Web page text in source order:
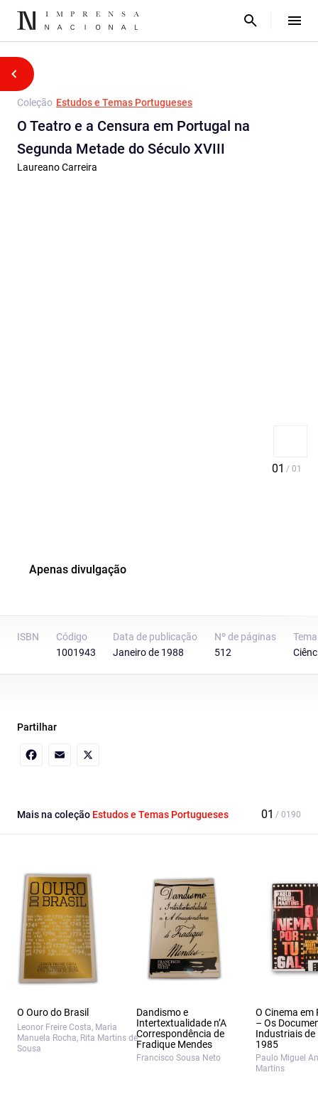
Coleção Estudos e Temas Portugueses
O Teatro e a Censura em Portugal na
Segunda Metade do Século XVIII
Laureano Carreira
Apenas divulgação
ISBN
Código
1001943
Data de publicação
Janeiro de 1988
Nº de páginas
512
Tema
Partilhar
Mais na coleção Estudos e Temas Portugueses
O Ouro do Brasil
Leonor Freire Costa, Maria
Manuela Rocha, Rita Martins de
Sousa
Dandismo e
Intertextualidade n’A
Correspondência de
Fradique Mendes
Francisco Sousa Neto
O Cinema em
– Os
Industriais de
1985
Paulo Miguel
Martins